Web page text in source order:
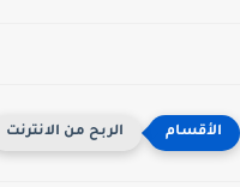
الربح من الانترنت